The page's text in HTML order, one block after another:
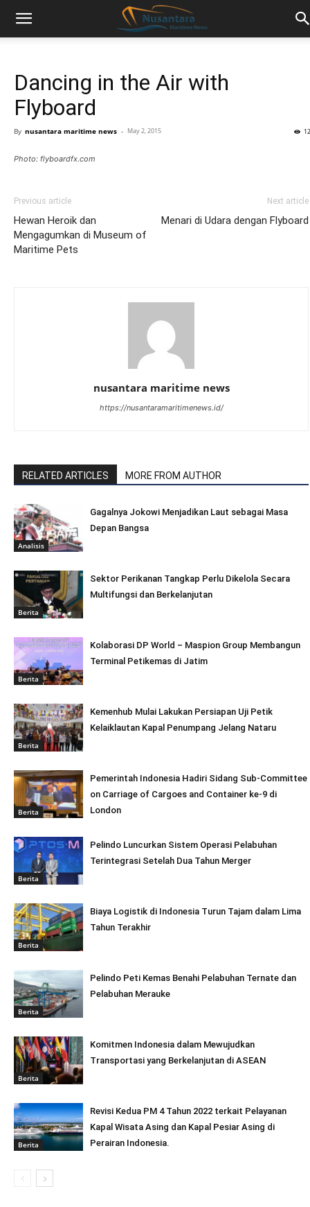
Dancing in the Air with
Flyboard
By nusantara maritime news - May 2, 2015
Photo: flyboardfx.com
Previous article
Hewan Heroik dan
Mengagumkan di Museum of
Maritime Pets
Next article
Menari di Udara dengan Flyboard
nusantara maritime news
https://nusantaramaritimenews.id/
RELATED ARTICLES MORE FROM AUTHOR
Analisis
Gagalnya Jokowi Menjadikan Laut sebagai Masa
Depan Bangsa
Berita
Sektor Perikanan Tangkap Perlu Dikelola Secara
Multifungsi dan Berkelanjutan
Berita
Kolaborasi DP World – Maspion Group Membangun
Terminal Petikemas di Jatim
Berita
Kemenhub Mulai Lakukan Persiapan Uji Petik
Kelaiklautan Kapal Penumpang Jelang Nataru
Berita
Pemerintah Indonesia Hadiri Sidang Sub-Committee
on Carriage of Cargoes and Container ke-9 di
London
Berita
Pelindo Luncurkan Sistem Operasi Pelabuhan
Terintegrasi Setelah Dua Tahun Merger
Berita
Biaya Logistik di Indonesia Turun Tajam dalam Lima
Tahun Terakhir
Berita
Pelindo Peti Kemas Benahi Pelabuhan Ternate dan
Pelabuhan Merauke
Berita
Komitmen Indonesia dalam Mewujudkan
Transportasi yang Berkelanjutan di ASEAN
Berita
Revisi Kedua PM 4 Tahun 2022 terkait Pelayanan
Kapal Wisata Asing dan Kapal Pesiar Asing di
Perairan Indonesia.